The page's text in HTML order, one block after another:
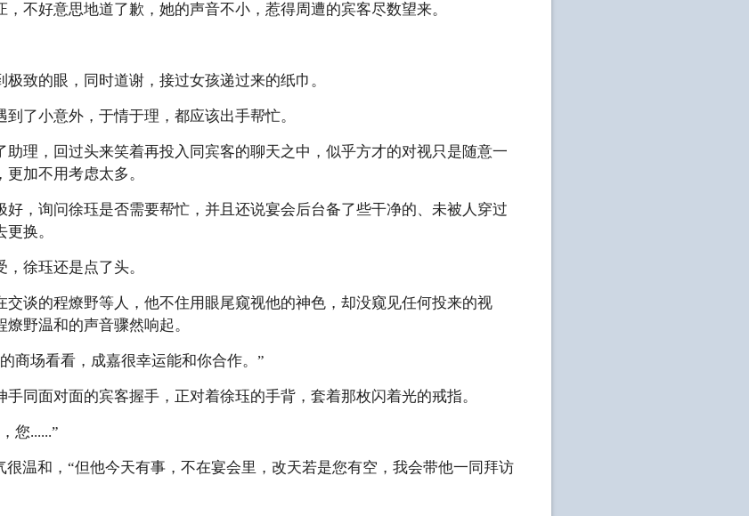
不好意思地道了歉，她的声音不小，惹得周遭的宾客尽数望来。
致的眼，同时道谢，接过女孩递过来的纸巾。
了小意外，于情于理，都应该出手帮忙。
理，回过头来笑着再投入同宾客的聊天之中，似乎方才的对视只是随意一
加不用考虑太多。
，询问徐珏是否需要帮忙，并且还说宴会后台备了些干净的、未被人穿过
换。
徐珏还是点了头。
谈的程燎野等人，他不住用眼尾窥视他的神色，却没窥见任何投来的视
野温和的声音骤然响起。
商场看看，成嘉很幸运能和你合作。”
同面对面的宾客握手，正对着徐珏的手背，套着那枚闪着光的戒指。
您......”
很温和，“但他今天有事，不在宴会里，改天若是您有空，我会带他一同拜访